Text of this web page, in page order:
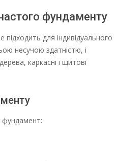
фундаменту
для індивідуального
несучою здатністю, і
каркасні і щитові